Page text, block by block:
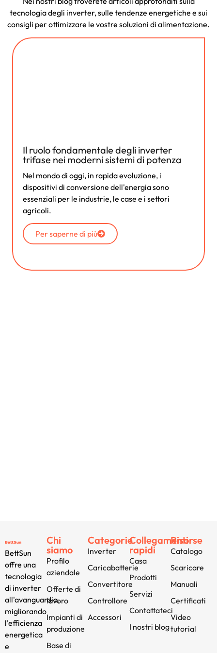
tecnologia degli inverter, sulle tendenze energetiche e sui
consigli per ottimizzare le vostre soluzioni di alimentazione.
Il ruolo fondamentale degli inverter
trifase nei moderni sistemi di potenza
Nel mondo di oggi, in rapida evoluzione, i
dispositivi di conversione dell'energia sono
essenziali per le industrie, le case e i settori
agricoli.
Per saperne di più
BettSun
offre una
tecnologia
di inverter
all'avanguardia,
migliorando
l'efficienza
energetica
e
Chi
siamo
Profilo
aziendale
Offerte di
lavoro
Impianti di
produzione
Base di
Categorie
Inverter
Caricabatterie
Convertitore
Controllore
Accessori
Collegamenti
rapidi
Casa
Prodotti
Servizi
Contattateci
I nostri blog
Risorse
Catalogo
Scaricare
Manuali
Certificati
Video
tutorial